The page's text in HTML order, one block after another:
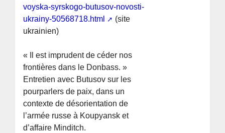
voyska-syrskogo-butusov-novosti-
ukrainy-50568718.html
(site
ukrainien)
« Il est imprudent de céder nos
frontières dans le Donbass. »
Entretien avec Butusov sur les
pourparlers de paix, dans un
contexte de désorientation de
l’armée russe à Koupyansk et
d’affaire Minditch.